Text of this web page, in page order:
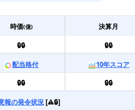
時価(億) 決算月
🔒🔒 🔒🔒
配当格付
10年スコア
🔒🔒 🔒🔒
報の発令状況[⚠️🔒]